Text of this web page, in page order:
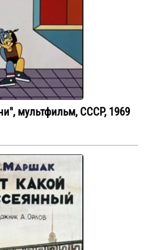
мультфильм, СССР, 1969